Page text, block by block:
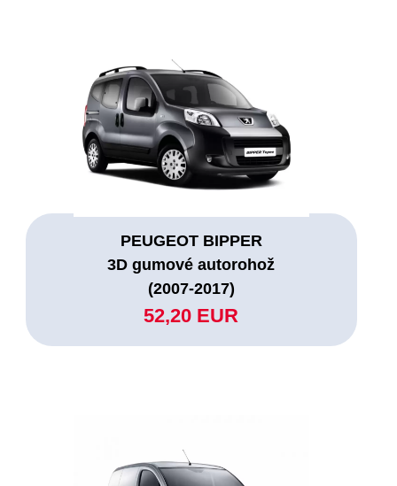
PEUGEOT BIPPER
3D gumové autorohož
(2007-2017)
52,20 EUR